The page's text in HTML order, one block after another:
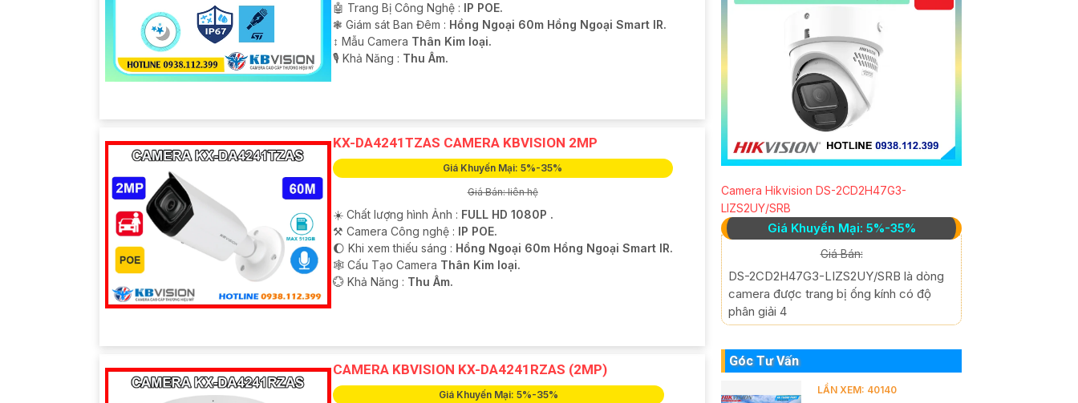
🤖️ Trang Bị Công Nghệ : IP POE.
❃ Giám sát Ban Đêm : Hồng Ngoại 60m Hồng Ngoại Smart IR.
↕️ Mẫu Camera Thân Kim loại.
️🎙 Khả Năng : Thu Âm.
KX-DA4241TZAS CAMERA KBVISION 2MP
Giá Khuyến Mại: 5%-35%
Giá Bán: liên hệ
☀️ Chất lượng hình Ảnh : FULL HD 1080P .
⚒ Camera Công nghệ : IP POE.
🌔 Khi xem thiếu sáng : Hồng Ngoại 60m Hồng Ngoại Smart IR.
🕸️ Cấu Tạo Camera Thân Kim loại.
️💮 Khả Năng : Thu Âm.
CAMERA KBVISION KX-DA4241RZAS (2MP)
Giá Khuyến Mại: 5%-35%
Camera Hikvision DS-2CD2H47G3-
LIZS2UY/SRB
Giá Khuyến Mại: 5%-35%
Giá Bán:
DS-2CD2H47G3-LIZS2UY/SRB là dòng
camera được trang bị ống kính có độ
phân giải 4
Góc Tư Vấn
LẦN XEM: 40140